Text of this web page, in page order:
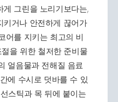
그린을 노리기보다는,
키거나 안전하게 끊어가
어를 지키는 최고의 비
을 위한 철저한 준비물
얼음물과 전해질 음료
에 수시로 덧바를 수 있
스틱과 목 뒤에 붙이는